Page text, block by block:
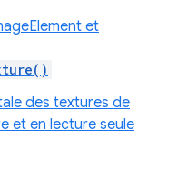
et
des textures de
et en lecture seule